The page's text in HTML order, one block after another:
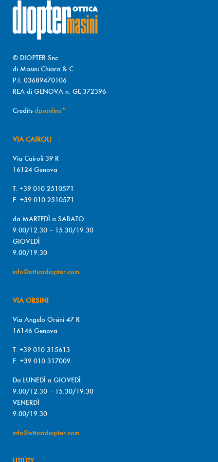
© DIOPTER Snc
di Masini Chiara & C
P.I. 03689470106
REA di GENOVA n. GE-372396
Credits dpsonline*
VIA CAIROLI
Via Cairoli 39 R
16124 Genova
T. +39 010 2510571
F. +39 010 2510571
da MARTEDÌ a SABATO
9.00/12.30 – 15.30/19.30
GIOVEDÌ
9.00/19.30
info@otticadiopter.com
VIA ORSINI
Via Angelo Orsini 47 R
16146 Genova
T. +39 010 315613
F. +39 010 317009
Da LUNEDÌ a GIOVEDÌ
9.00/12.30 – 15.30/19.30
VENERDÌ
9.00/19.30
info@otticadiopter.com